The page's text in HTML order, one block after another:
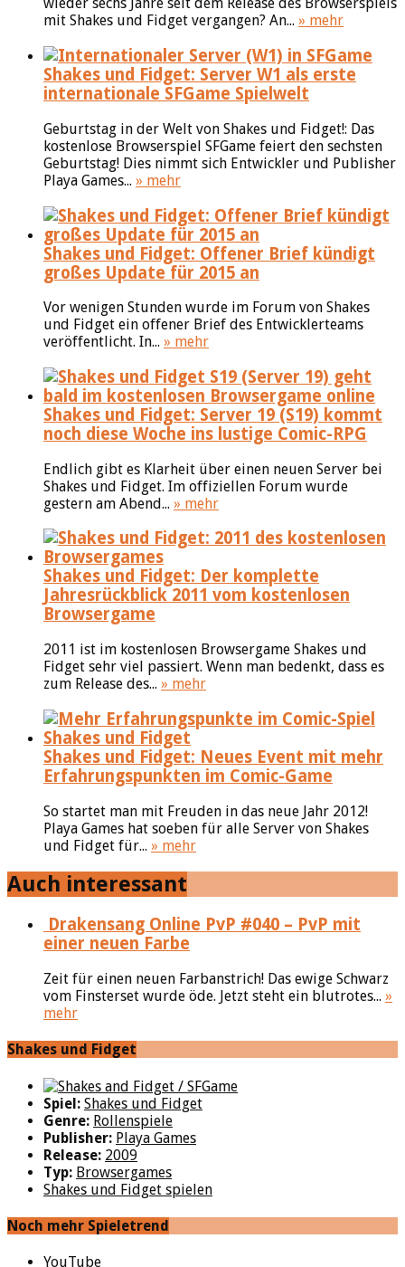
wieder sechs Jahre seit dem Release des Browserspiels
mit Shakes und Fidget vergangen? An... » mehr
Shakes und Fidget: Server W1 als erste
internationale SFGame Spielwelt
Geburtstag in der Welt von Shakes und Fidget!: Das
kostenlose Browserspiel SFGame feiert den sechsten
Geburtstag! Dies nimmt sich Entwickler und Publisher
Playa Games... » mehr
Shakes und Fidget: Offener Brief kündigt
großes Update für 2015 an
Vor wenigen Stunden wurde im Forum von Shakes
und Fidget ein offener Brief des Entwicklerteams
veröffentlicht. In... » mehr
Shakes und Fidget: Server 19 (S19) kommt
noch diese Woche ins lustige Comic-RPG
Endlich gibt es Klarheit über einen neuen Server bei
Shakes und Fidget. Im offiziellen Forum wurde
gestern am Abend... » mehr
Shakes und Fidget: Der komplette
Jahresrückblick 2011 vom kostenlosen
Browsergame
2011 ist im kostenlosen Browsergame Shakes und
Fidget sehr viel passiert. Wenn man bedenkt, dass es
zum Release des... » mehr
Shakes und Fidget: Neues Event mit mehr
Erfahrungspunkten im Comic-Game
So startet man mit Freuden in das neue Jahr 2012!
Playa Games hat soeben für alle Server von Shakes
und Fidget für... » mehr
Auch interessant
Drakensang Online PvP #040 – PvP mit
einer neuen Farbe
Zeit für einen neuen Farbanstrich! Das ewige Schwarz
vom Finsterset wurde öde. Jetzt steht ein blutrotes... »
mehr
Shakes und Fidget
Spiel: Shakes und Fidget
Genre: Rollenspiele
Publisher: Playa Games
Release: 2009
Typ: Browsergames
Shakes und Fidget spielen
Noch mehr Spieletrend
YouTube